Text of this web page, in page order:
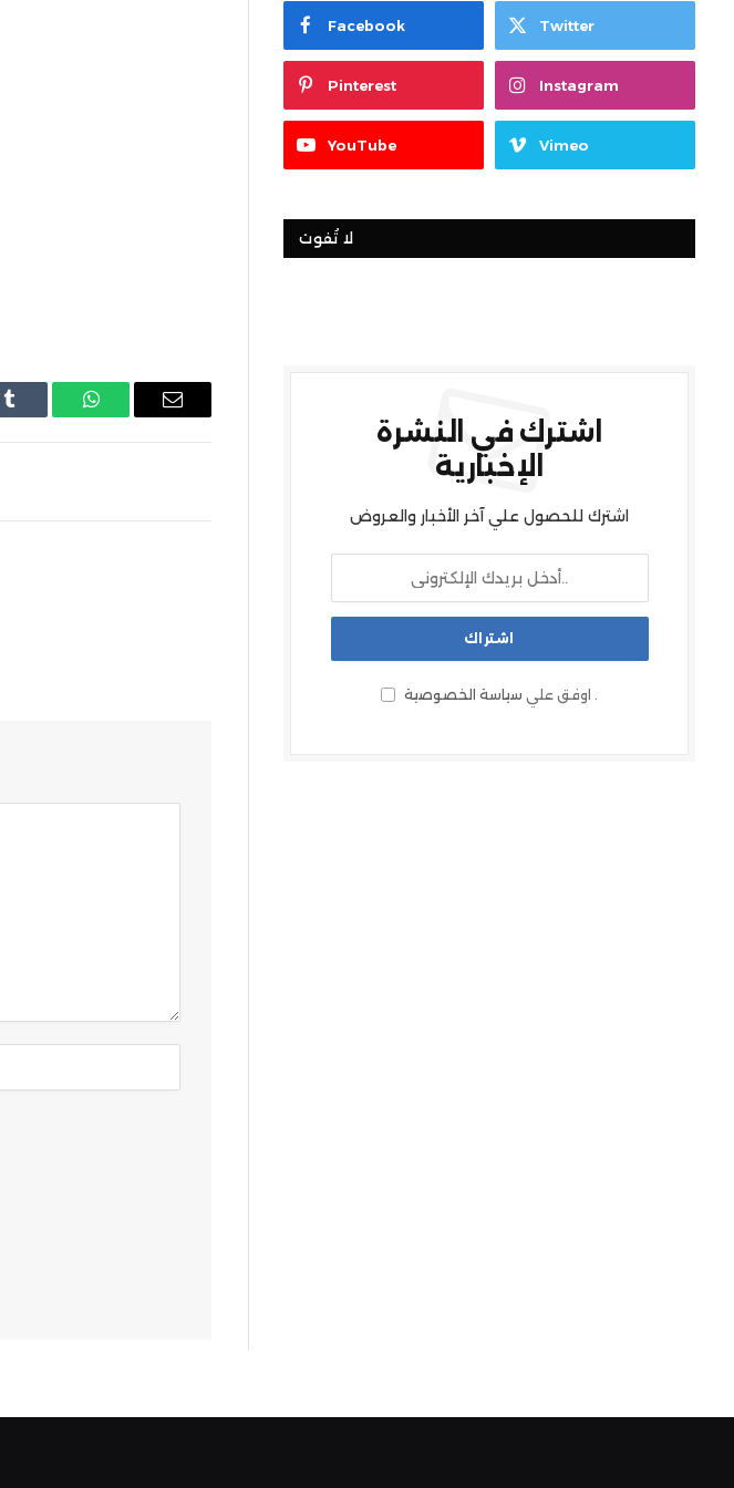
Tumblr WhatsAppEmail
Facebook Twitter
Pinterest Instagram
YouTube Vimeo
لا تُفوت
اشترك في النشرة
الإخبارية
اشترك للحصول علي آخر الأخبار والعروض
اوفق علي سياسة الخصوصية .